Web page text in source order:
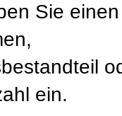
Sie einen
ein.